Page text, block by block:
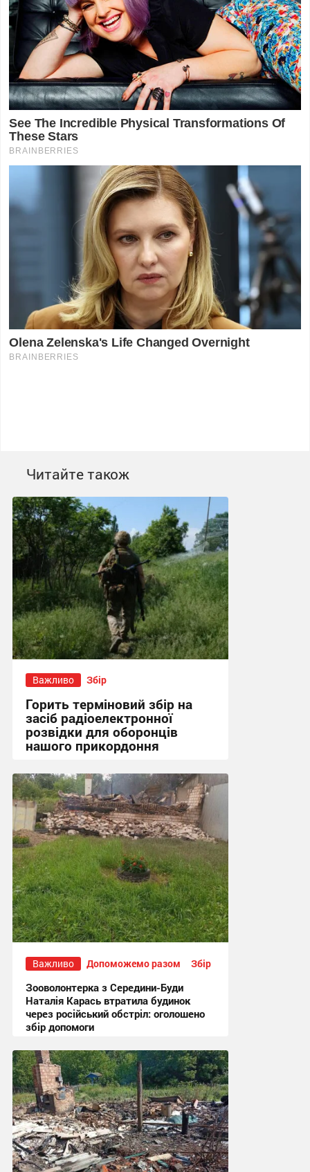
Читайте також
Важливо Збір
Горить терміновий збір на
засіб радіоелектронної
розвідки для оборонців
нашого прикордоння
17:09, 5.08.2026
Важливо Допоможемо разом Збір
Зооволонтерка з Середини-Буди
Наталія Карась втратила будинок
через російський обстріл: оголошено
збір допомоги
13:51, 17.07.2026